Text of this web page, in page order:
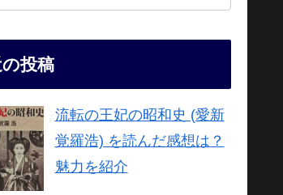
投稿
流転の王妃の昭和史 (愛新
覚羅浩) を読んだ感想は？
魅力を紹介